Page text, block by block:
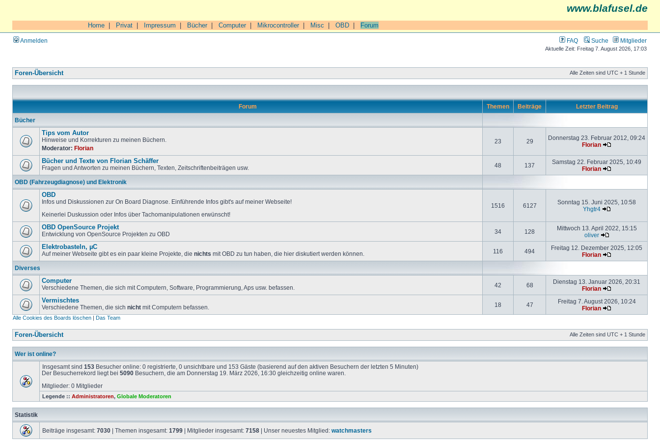
www.blafusel.de
Home Privat Impressum Bücher| Computer| Mikrocontroller| Misc OBD Forum
Anmelden FAQ Suche Mitglieder
Aktuelle Zeit: Freitag 7. August 2026, 17:03
Foren-Übersicht Alle Zeiten sind UTC + 1 Stunde
Forum Themen Beiträge Letzter Beitrag
Bücher
Tips vom Autor
Hinweise und Korrekturen zu meinen Büchern.
Moderator: Florian
23 29
Donnerstag 23. Februar 2012, 09:24
Florian
Bücher und Texte von Florian Schäffer
Fragen und Antworten zu meinen Büchern, Texten, Zeitschriftenbeiträgen usw. 48 137
Samstag 22. Februar 2025, 10:49
Florian
OBD (Fahrzeugdiagnose) und Elektronik
OBD
Infos und Diskussionen zur On Board Diagnose. Einführende Infos gibt's auf meiner Webseite!
Keinerlei Duskussion oder Infos über Tachomanipulationen erwünscht!
1516 6127
Sonntag 15. Juni 2025, 10:58
Yhgtr4
OBD OpenSource Projekt
Entwicklung von OpenSource Projekten zu OBD 34 128
Mittwoch 13. April 2022, 15:15
oliver
Elektrobasteln, µC
Auf meiner Webseite gibt es ein paar kleine Projekte, die nichts mit OBD zu tun haben, die hier diskutiert werden können. 116 494
Freitag 12. Dezember 2025, 12:05
Florian
Diverses
Computer
Verschiedene Themen, die sich mit Computern, Software, Programmierung, Aps usw. befassen. 42 68
Dienstag 13. Januar 2026, 20:31
Florian
Vermischtes
Verschiedene Themen, die sich nicht mit Computern befassen. 18 47
Freitag 7. August 2026, 10:24
Florian
Alle Cookies des Boards löschen | Das Team
Foren-Übersicht Alle Zeiten sind UTC + 1 Stunde
Wer ist online?
Insgesamt sind 153 Besucher online: 0 registrierte, 0 unsichtbare und 153 Gäste (basierend auf den aktiven Besuchern der letzten 5 Minuten)
Der Besucherrekord liegt bei 5090 Besuchern, die am Donnerstag 19. März 2026, 16:30 gleichzeitig online waren.
Mitglieder: 0 Mitglieder
Legende :: Administratoren, Globale Moderatoren
Statistik
Beiträge insgesamt: 7030 | Themen insgesamt: 1799 | Mitglieder insgesamt: 7158 | Unser neuestes Mitglied: watchmasters